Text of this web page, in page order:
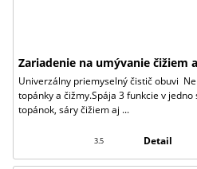
Zariadenie na umývanie čižiem
Univerzálny priemyselný čistič obuvi
topánky a čižmy.Spája 3 funkcie v
topánok, sáry čižiem aj ...
3.5 Detail